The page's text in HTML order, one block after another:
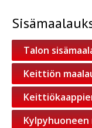
Talon
Keittiön
Kylpyhuoneen